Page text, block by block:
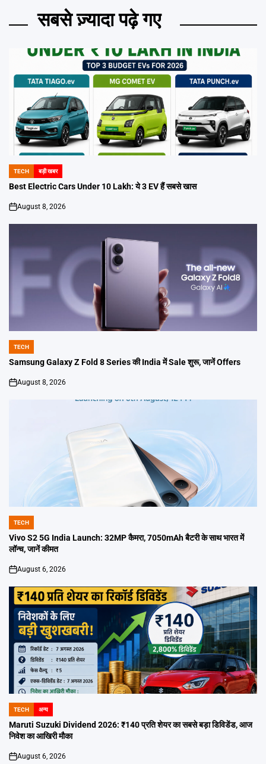
सबसे ज़्यादा पढ़े गए
POSTED
IN
TECH बड़ी खबर
Best Electric Cars Under 10 Lakh: ये 3 EV हैं सबसे खास
on
August 8, 2026
POSTED
IN
TECH
Samsung Galaxy Z Fold 8 Series की India में Sale शुरू, जानें Offers
on
August 8, 2026
POSTED
IN
TECH
Vivo S2 5G India Launch: 32MP कैमरा, 7050mAh बैटरी के साथ भारत में
लॉन्च, जानें कीमत
on
August 6, 2026
POSTED
IN
TECH अन्य
Maruti Suzuki Dividend 2026: ₹140 प्रति शेयर का सबसे बड़ा डिविडेंड, आज
निवेश का आखिरी मौका
on
August 6, 2026